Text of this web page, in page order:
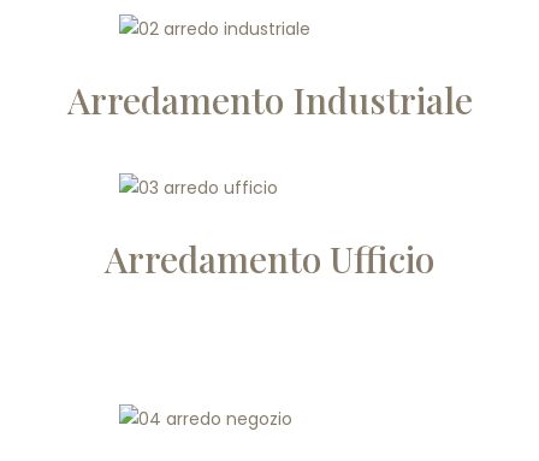
Arredamento Industriale
Arredamento Ufficio